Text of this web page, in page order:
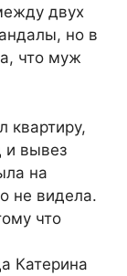
двух
но в
что муж
квартиру,
и вывез
на
не видела.
что
Катерина